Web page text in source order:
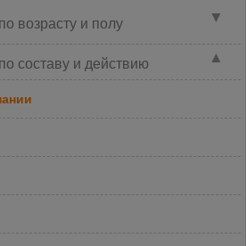
▼
возрасту и полу
▲
составу и действию